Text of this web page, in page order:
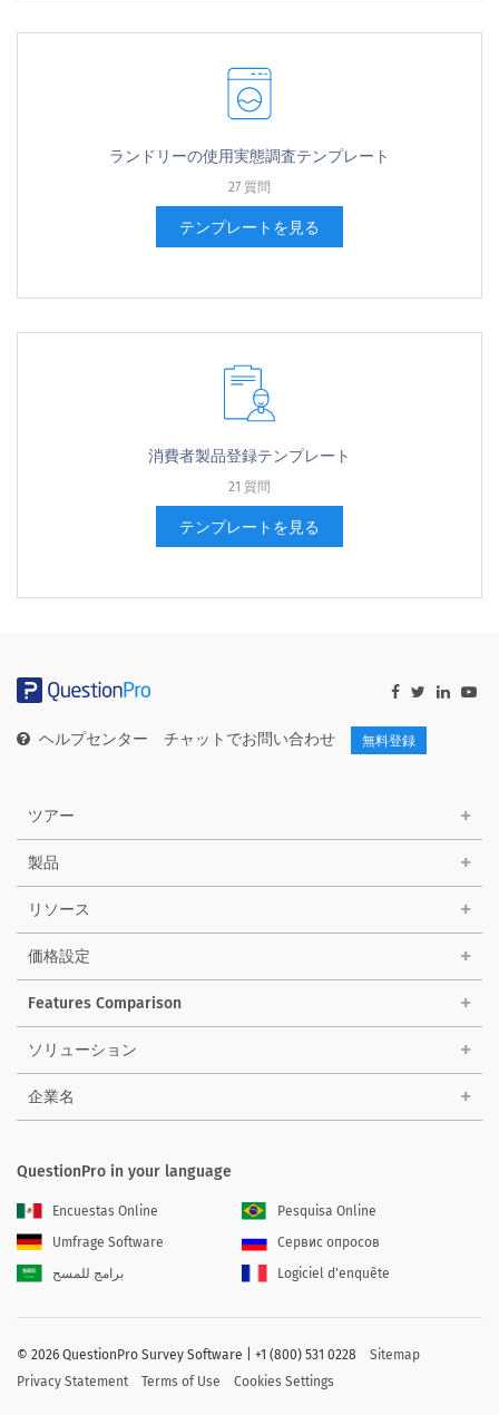
ランドリーの使用実態調査テンプレート
27 質問
テンプレートを見る
消費者製品登録テンプレート
21 質問
テンプレートを見る
ヘルプセンター チャットでお問い合わせ 無料登録
ツアー
製品
リソース
価格設定
Features Comparison
ソリューション
企業名
QuestionPro in your language
Encuestas Online
Pesquisa Online
Umfrage Software
Сервис опросов
برامج للمسح
Logiciel d'enquête
© 2026 QuestionPro Survey Software | +1 (800) 531 0228
Sitemap
Privacy Statement
Terms of Use Cookies Settings